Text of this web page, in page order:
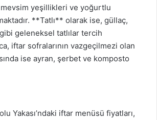
yeşillikleri ve yoğurtlu
**Tatlı** olarak ise, güllaç,
geleneksel tatlılar tercih
iftar sofralarının vazgeçilmezi olan
ise ayran, şerbet ve komposto
Yakası’ndaki iftar menüsü fiyatları,